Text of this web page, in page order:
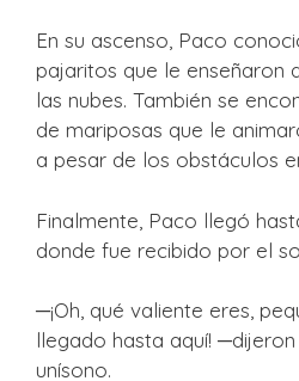
En su ascenso, Paco
pajaritos que le enseñaron
las nubes. También se
de mariposas que le
a pesar de los obstáculos
Finalmente, Paco llegó
donde fue recibido por el
─¡Oh, qué valiente eres,
llegado hasta aquí!
unísono.